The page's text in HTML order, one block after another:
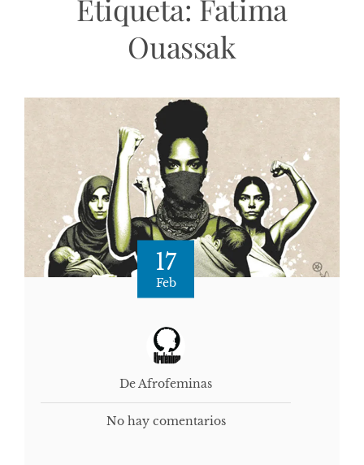
Etiqueta: Fatima
Ouassak
17
Feb
De Afrofeminas
No hay comentarios